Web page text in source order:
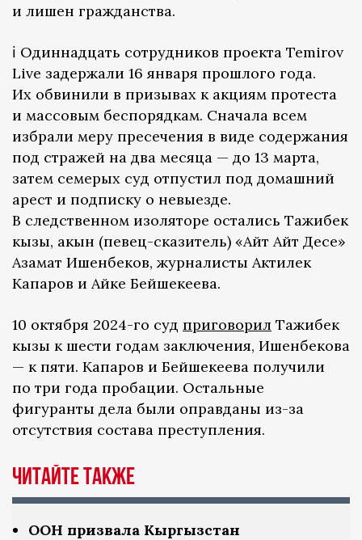
и лишен гражданства.
ℹ️ Одиннадцать сотрудников проекта Temirov
Live задержали 16 января прошлого года.
Их обвинили в призывах к акциям протеста
и массовым беспорядкам. Сначала всем
избрали меру пресечения в виде содержания
под стражей на два месяца — до 13 марта,
затем семерых суд отпустил под домашний
арест и подписку о невыезде.
В следственном изоляторе остались Тажибек
кызы, акын (певец-сказитель) «Айт Айт Десе»
Азамат Ишенбеков, журналисты Актилек
Капаров и Айке Бейшекеева.
10 октября 2024-го суд приговорил Тажибек
кызы к шести годам заключения, Ишенбекова
— к пяти. Капаров и Бейшекеева получили
по три года пробации. Остальные
фигуранты дела были оправданы из-за
отсутствия состава преступления.
Читайте также
ООН призвала Кыргызстан